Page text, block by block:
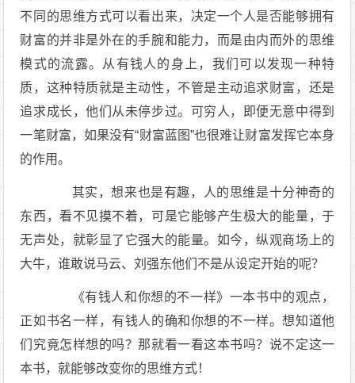
不同的思维方式可以看出来，决定一个人是否能够拥有
财富的并非是外在的手腕和能力，而是由内而外的思维
模式的流露。从有钱人的身上，我们可以发现一种特
质，这种特质就是主动性，不管是主动追求财富，还是
追求成长，他们从未停步过。可穷人，即便无意中得到
一笔财富，如果没有“财富蓝图”也很难让财富发挥它本身
的作用。
其实，想来也是有趣，人的思维是十分神奇的
东西，看不见摸不着，可是它能够产生极大的能量，于
无声处，就彰显了它强大的能量。如今，纵观商场上的
大牛，谁敢说马云、刘强东他们不是从设定开始的呢？
《有钱人和你想的不一样》一本书中的观点，
正如书名一样，有钱人的确和你想的不一样。想知道他
们究竟怎样想的吗？那就看一看这本书吗？说不定这一
本书，就能够改变你的思维方式！